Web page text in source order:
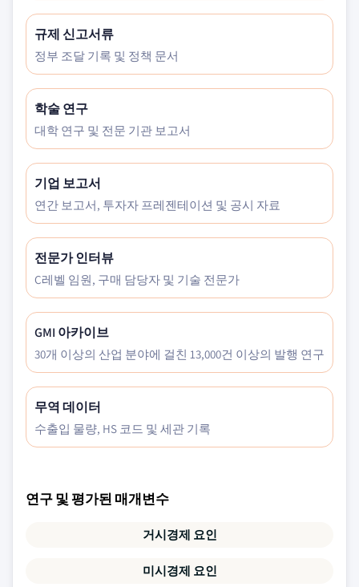
규제 신고서류
정부 조달 기록 및 정책 문서
학술 연구
대학 연구 및 전문 기관 보고서
기업 보고서
연간 보고서, 투자자 프레젠테이션 및 공시 자료
전문가 인터뷰
C레벨 임원, 구매 담당자 및 기술 전문가
GMI 아카이브
30개 이상의 산업 분야에 걸친 13,000건 이상의 발행 연구
무역 데이터
수출입 물량, HS 코드 및 세관 기록
연구 및 평가된 매개변수
거시경제 요인
미시경제 요인